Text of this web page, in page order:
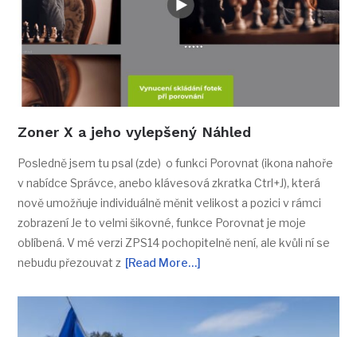
Zoner X a jeho vylepšený Náhled
Posledně jsem tu psal (zde) o funkci Porovnat (ikona nahoře
v nabídce Správce, anebo klávesová zkratka Ctrl+J), která
nově umožňuje individuálně měnit velikost a pozici v rámci
zobrazení Je to velmi šikovné, funkce Porovnat je moje
oblíbená. V mé verzi ZPS14 pochopitelně není, ale kvůli ní se
nebudu přezouvat z [Read More…]